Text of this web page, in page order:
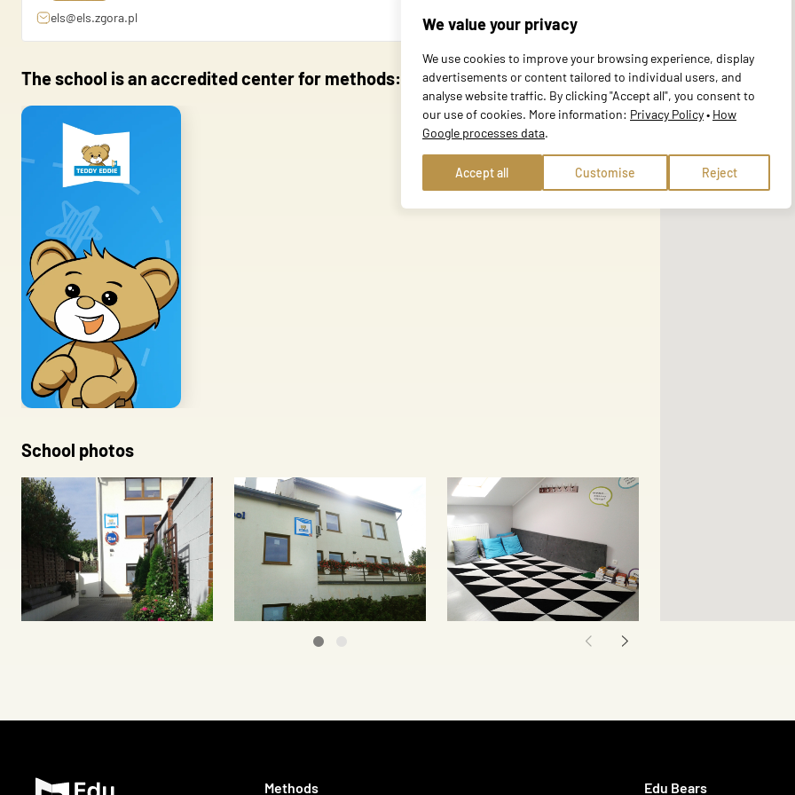
els@els.zgora.pl
The school is an accredited center for methods:
School photos
Methods Edu Bears
We value your privacy
We use cookies to improve your browsing experience, display
advertisements or content tailored to individual users, and
analyse website traffic. By clicking "Accept all", you consent to
our use of cookies. More information: Privacy Policy• How
Google processes data
Customise Reject
Accept all
Preference cookies enable a website to remember information that changes the way the site behaves
Statistic cookies help website owners to understand how visitors interact with websites by collecting